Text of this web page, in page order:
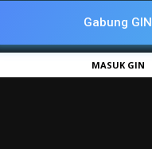
Gabung GIN
MASUK GIN